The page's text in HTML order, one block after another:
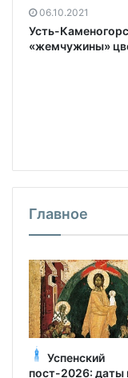
06.10.2021
Усть-
«жемчужины»
Главное
Успенский
пост-2026: даты